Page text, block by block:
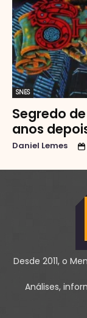
SNES
Segredo
anos
Daniel Lemes
Desde 2011, o
Análises,